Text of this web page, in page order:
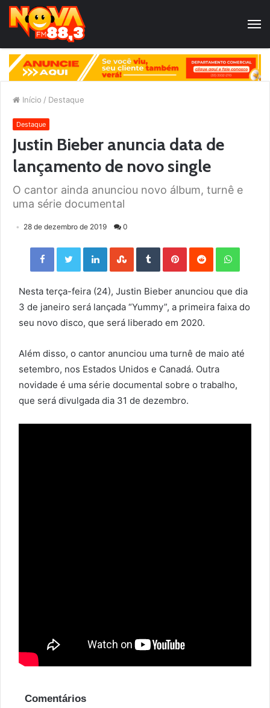
Início / Destaque
Destaque
Justin Bieber anuncia data de
lançamento de novo single
O cantor ainda anunciou novo álbum, turnê e
uma série documental
28 de dezembro de 2019 0
Facebook Twitter LinkedIn StumbleUpon Tumblr Pinterest Reddit
Nesta terça-feira (24), Justin Bieber anunciou que dia
3 de janeiro será lançada “Yummy”, a primeira faixa do
seu novo disco, que será liberado em 2020.
Além disso, o cantor anunciou uma turnê de maio até
setembro, nos Estados Unidos e Canadá. Outra
novidade é uma série documental sobre o trabalho,
que será divulgada dia 31 de dezembro.
Comentários